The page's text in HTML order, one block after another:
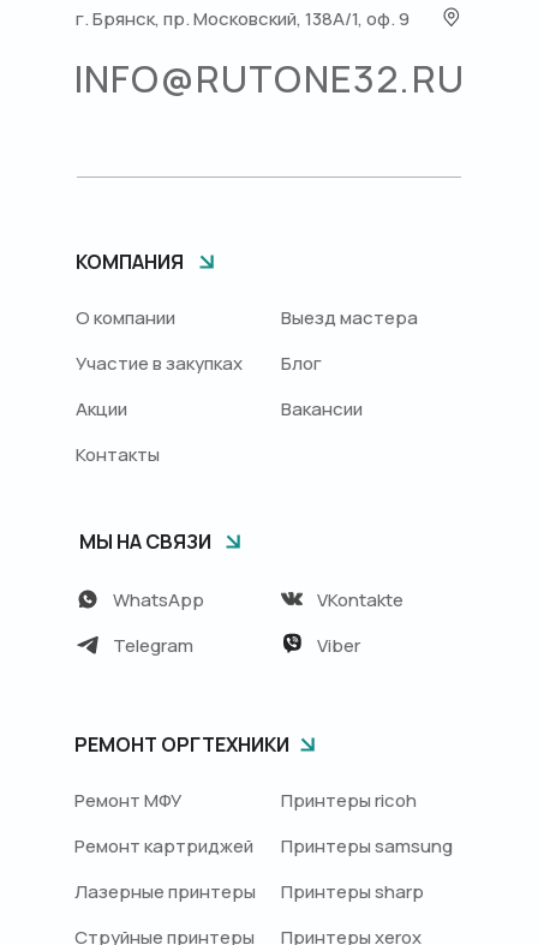
INFO@RUTONE32.RU
КОМПАНИЯ
О компании
Участие в закупках
МЫ НА СВЯЗИ
WhatsApp
Акции
Telegram
РЕМОНТ ОРГТЕХНИКИ
Ремонт МФУ
Ремонт картриджей
Лазерные принтеры
Струйные принтеры
VKontakte
Viber
г. Брянск, пр. Московский, 138А/1, оф. 9
Выезд мастера
Блог
Вакансии
Принтеры ricoh
Принтеры samsung
Принтеры sharp
Принтеры xerox
Контакты